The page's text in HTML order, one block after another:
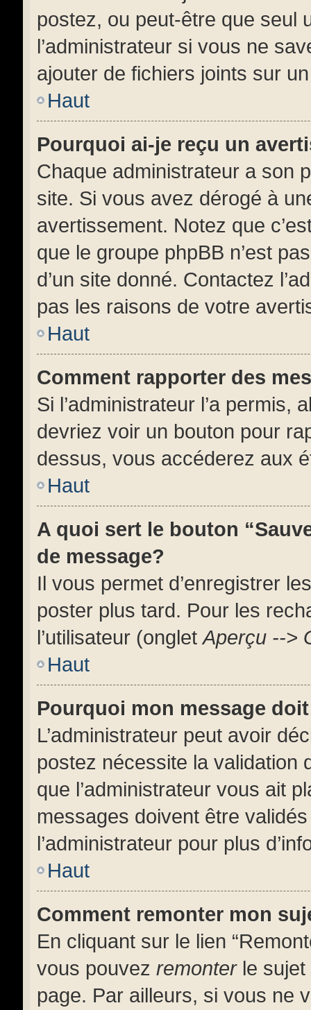
postez, ou peut-être que seul
l’administrateur si vous ne
ajouter de fichiers joints sur
Haut
Pourquoi ai-je reçu un
Chaque administrateur a son
site. Si vous avez dérogé à
avertissement. Notez que
que le groupe phpBB n’est
d’un site donné. Contactez
pas les raisons de votre
Haut
Comment rapporter des
Si l’administrateur l’a
devriez voir un bouton pour
dessus, vous accéderez aux
Haut
A quoi sert le bouton
de message?
Il vous permet d’enregistrer
poster plus tard. Pour les
l’utilisateur (ongletAperçu -->
Haut
Pourquoi mon message
L’administrateur peut avoir
postez nécessite la validation
que l’administrateur vous ait
messages doivent être
l’administrateur pour plus
Haut
Comment remonter mon
En cliquant sur le lien
vous pouvez remonterle sujet
page. Par ailleurs, si vous ne